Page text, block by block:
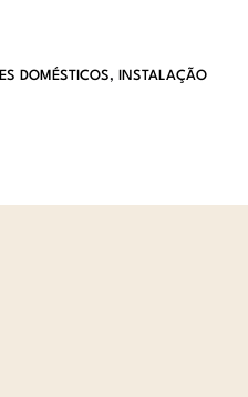
DOMÉSTICOS,
INSTALAÇÃO